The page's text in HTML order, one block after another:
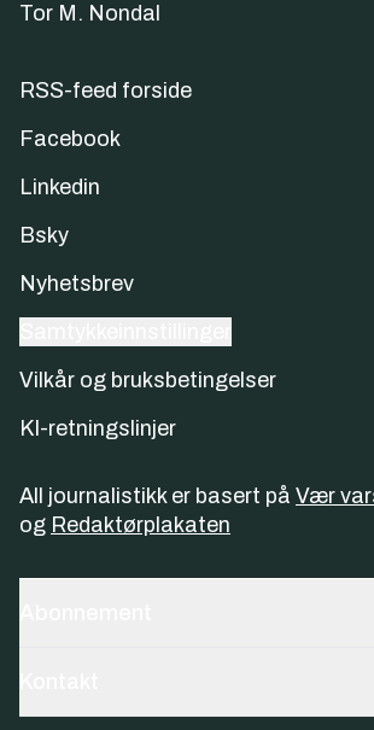
Tor M. Nondal
RSS-feed forside
Facebook
Linkedin
Bsky
Nyhetsbrev
Vilkår og bruksbetingelser
KI-retningslinjer
All journalistikk er basert på Vær
og Redaktørplakaten